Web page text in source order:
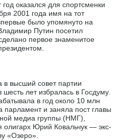
год оказался для спортсменки
2001 года имя на тот
было упомянуто на
Путин посетил
первое знаменитое
высший совет партии
лет избралась в Госдуму.
в год около 10 млн
парламент и заняла пост главы
медиа группы (НМГ),
олигарх Юрий Ковальчук — экс-
«Озеро».